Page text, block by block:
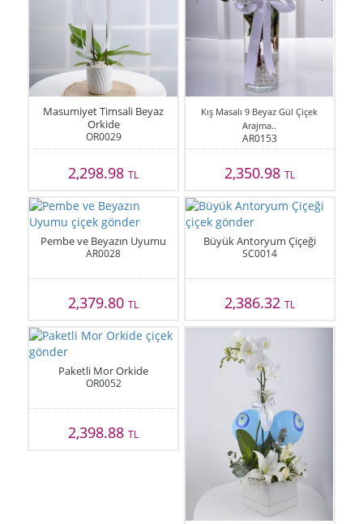
Masumiyet Timsali Beyaz
Orkide
OR0029
2,298.98TL
Kış Masalı 9 Beyaz Gül Çiçek
Arajma..
AR0153
2,350.98 TL
Pembe ve Beyazın Uyumu
AR0028
2,379.80TL
Büyük Antoryum Çiçeği
SC0014
2,386.32 TL
Paketli Mor Orkide
OR0052
2,398.88TL